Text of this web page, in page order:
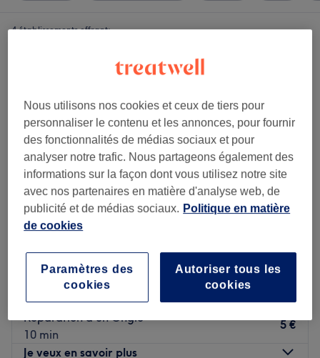
4 établissements offrant:
M beauty's sisters
L'Estaque, Marseille
Montrer sur la carte
Réparation d'un Ongle
10 min
5 €
Je veux en savoir plus
Nous utilisons nos cookies et ceux de tiers pour
personnaliser le contenu et les annonces, pour fournir
des fonctionnalités de médias sociaux et pour
analyser notre trafic. Nous partageons également des
informations sur la façon dont vous utilisez notre site
avec nos partenaires en matière d'analyse web, de
publicité et de médias sociaux. Politique en matière
de cookies
Autoriser tous les
cookies
Paramètres des
cookies